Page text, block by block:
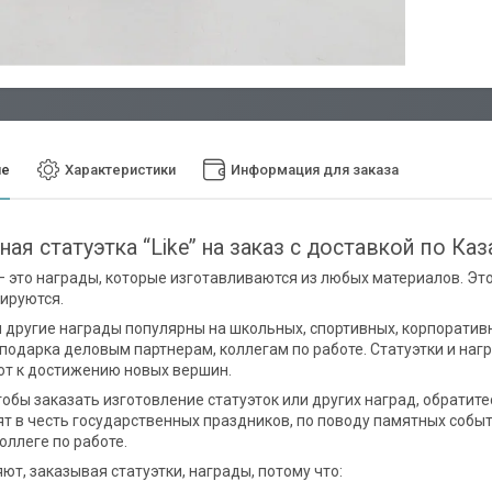
Характеристики Информация для заказа
статуэтка “Like” на заказ с доставкой по
это награды, которые изготавливаются из любых материалов.
другие награды популярны на школьных, спортивных,
деловым партнерам, коллегам по работе. Статуэтки и
к достижению новых вершин.
заказать изготовление статуэток или других наград,
в честь государственных праздников, по поводу памятных
по работе.
заказывая статуэтки, награды, потому что: